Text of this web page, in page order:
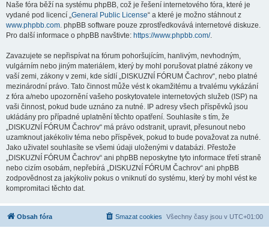
Naše fóra běží na systému phpBB, což je řešení internetového fóra, které je
vydané pod licencí „General Public License“ a které je možno stáhnout z
www.phpbb.com. phpBB software pouze zprostředkovává internetové diskuze.
Pro další informace o phpBB navštivte: https://www.phpbb.com/.
Zavazujete se nepřispívat na fórum pohoršujícím, hanlivým, nevhodným,
vulgárním nebo jiným materiálem, který by mohl porušovat platné zákony ve
vaší zemi, zákony v zemi, kde sídlí „DISKUZNÍ FÓRUM Čachrov“, nebo platné
mezinárodní právo. Tato činnost může vést k okamžitému a trvalému vykázání
z fóra a/nebo upozornění vašeho poskytovatele internetových služeb (ISP) na
vaši činnost, pokud bude uznáno za nutné. IP adresy všech příspěvků jsou
ukládány pro případné uplatnění těchto opatření. Souhlasíte s tím, že
„DISKUZNÍ FÓRUM Čachrov“ má právo odstranit, upravit, přesunout nebo
uzamknout jakékoliv téma nebo příspěvek, pokud to bude považovat za nutné.
Jako uživatel souhlasíte se všemi údaji uloženými v databázi. Přestože
„DISKUZNÍ FÓRUM Čachrov“ ani phpBB neposkytne tyto informace třetí straně
nebo cizím osobám, nepřebírá „DISKUZNÍ FÓRUM Čachrov“ ani phpBB
zodpovědnost za jakýkoliv pokus o vniknutí do systému, který by mohl vést ke
kompromitaci těchto dat.
Obsah fóra Všechny časy jsou v UTC+01:00
Smazat cookies